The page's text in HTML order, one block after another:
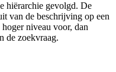
hiërarchie gevolgd. De
van de beschrijving op een
niveau voor, dan
de zoekvraag.